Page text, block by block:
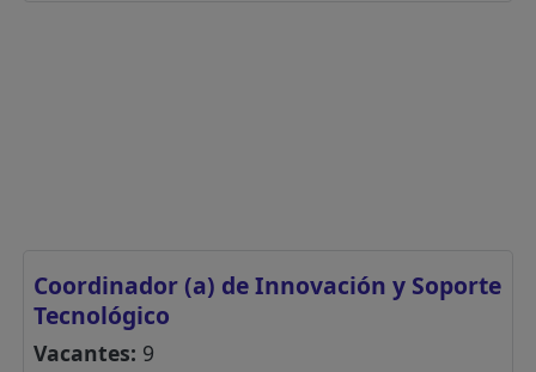
Coordinador (a) de Innovación y Soporte
Tecnológico
Vacantes: 9